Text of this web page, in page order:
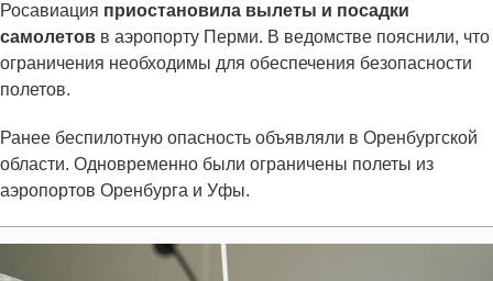
Росавиация приостановила вылеты и посадки
самолетов в аэропорту Перми. В ведомстве пояснили, что
ограничения необходимы для обеспечения безопасности
полетов.
Ранее беспилотную опасность объявляли в Оренбургской
области. Одновременно были ограничены полеты из
аэропортов Оренбурга и Уфы.